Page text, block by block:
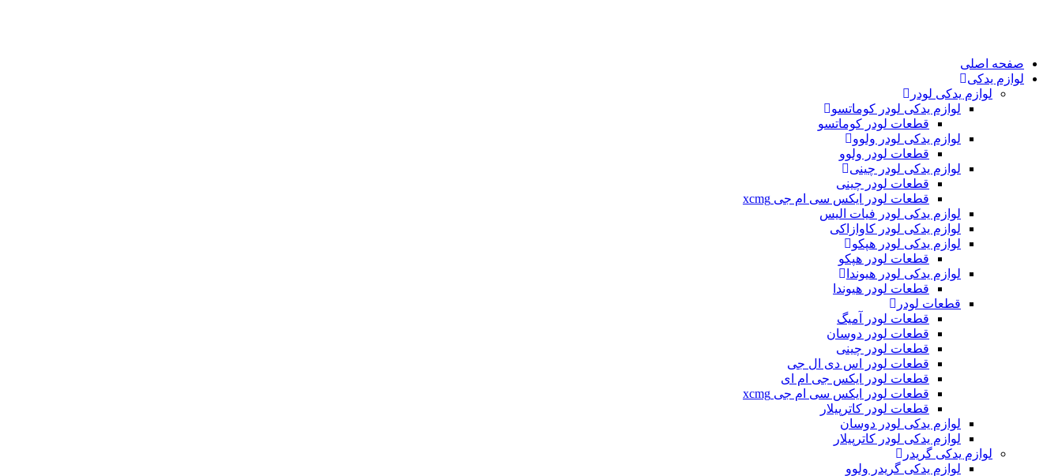
صفحه اصلی
لوازم یدکی
لوازم یدکی لودر
لوازم یدکی لودر کوماتسو
قطعات لودر کوماتسو
لوازم یدکی لودر ولوو
قطعات لودر ولوو
لوازم یدکی لودر چینی
قطعات لودر چینی
قطعات لودر ایکس سی ام جی xcmg
لوازم یدکی لودر فیات الیس
لوازم یدکی لودر کاوازاکی
لوازم یدکی لودر هپکو
قطعات لودر هپکو
لوازم یدکی لودر هیوندا
قطعات لودر هیوندا
قطعات لودر
قطعات لودر آمیگ
قطعات لودر دوسان
قطعات لودر چینی
قطعات لودر اس دی ال جی
قطعات لودر ایکس جی ام ای
قطعات لودر ایکس سی ام جی xcmg
قطعات لودر کاترپیلار
لوازم یدکی لودر دوسان
لوازم یدکی لودر کاترپیلار
لوازم یدکی گریدر
لوازم یدکی گریدر ولوو